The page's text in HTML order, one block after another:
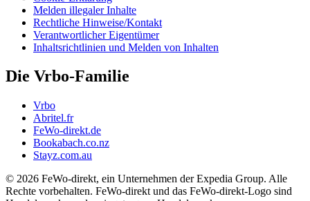
Melden illegaler Inhalte
Rechtliche Hinweise/Kontakt
Verantwortlicher Eigentümer
Inhaltsrichtlinien und Melden von Inhalten
Die Vrbo-Familie
Vrbo
Abritel.fr
FeWo-direkt.de
Bookabach.co.nz
Stayz.com.au
© 2026 FeWo-direkt, ein Unternehmen der Expedia Group. Alle
Rechte vorbehalten. FeWo-direkt und das FeWo-direkt-Logo sind